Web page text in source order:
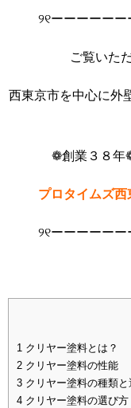
୨୧ーーーーー
ご覧いた
西東京市を中心に外
❁創業３８年
プロタイムズ西
୨୧ーーーーー
1 クリヤー塗料とは？
2 クリヤー塗料の性能
3 クリヤー塗料の種類
4 クリヤー塗料の選び方